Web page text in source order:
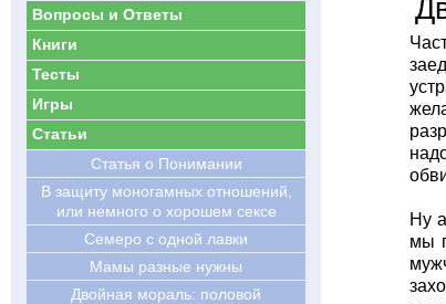
Ну
мы
Вопросы и Ответы
Книги
Тесты
Игры
Статьи
Статья о Понимании
В защиту моногамных отношений,
или немного о хорошем сексе
Семеро с одной лавки
Мамы разные нужны
Двойная мораль: половой